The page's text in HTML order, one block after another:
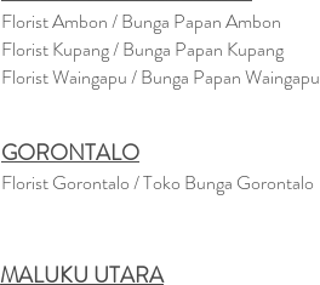
Florist Ambon / Bunga Papan Ambon
Florist Kupang / Bunga Papan Kupang
Florist Waingapu / Bunga Papan Waingapu
GORONTALO
Florist Gorontalo / Toko Bunga Gorontalo
MALUKU UTARA